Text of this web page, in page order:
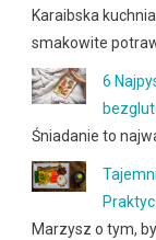
Karaibska
smakowite
6
Śniadanie to
Marzysz o tym,